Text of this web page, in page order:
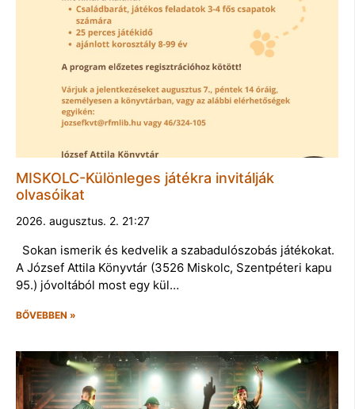
MISKOLC-Különleges játékra invitálják
olvasóikat
2026. augusztus. 2. 21:27
Sokan ismerik és kedvelik a szabadulószobás játékokat.
A József Attila Könyvtár (3526 Miskolc, Szentpéteri kapu
95.) jóvoltából most egy kül…
BŐVEBBEN »